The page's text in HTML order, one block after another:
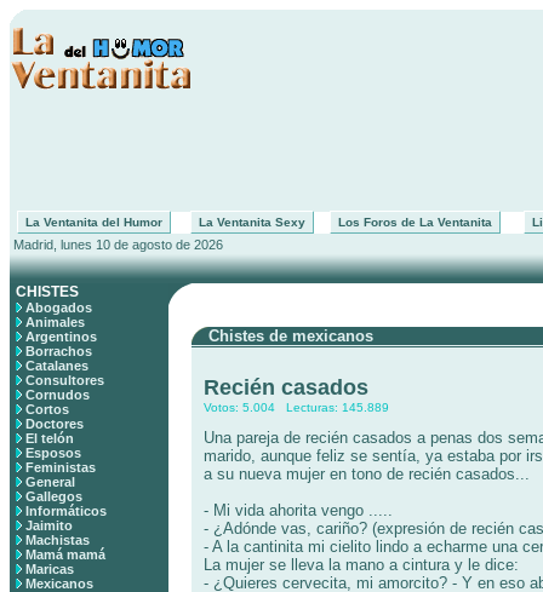
La Ventanita del Humor La Ventanita Sexy Los Foros de La Ventanita
Madrid, lunes 10 de agosto de 2026
CHISTES
Abogados
Animales
Argentinos
Borrachos
Catalanes
Consultores
Cornudos
Cortos
Doctores
El telón
Esposos
Feministas
General
Gallegos
Informáticos
Jaimito
Machistas
Mamá mamá
Maricas
Mexicanos
Chistes de mexicanos
Recién casados
Votos: 5.004 Lecturas: 145.889
Una pareja de recién casados a penas dos
marido, aunque feliz se sentía, ya estaba por
a su nueva mujer en tono de recién casados...
- Mi vida ahorita vengo .....
- ¿Adónde vas, cariño? (expresión de recién
- A la cantinita mi cielito lindo a echarme una
La mujer se lleva la mano a cintura y le dice:
- ¿Quieres cervecita, mi amorcito? - Y en eso